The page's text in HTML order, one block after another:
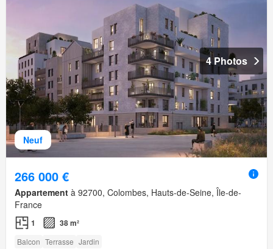
Neuf
4 Photos
266 000 €
Appartement à 92700, Colombes, Hauts-de-Seine, Île-de-
France
1 38 m²
Balcon Terrasse Jardin